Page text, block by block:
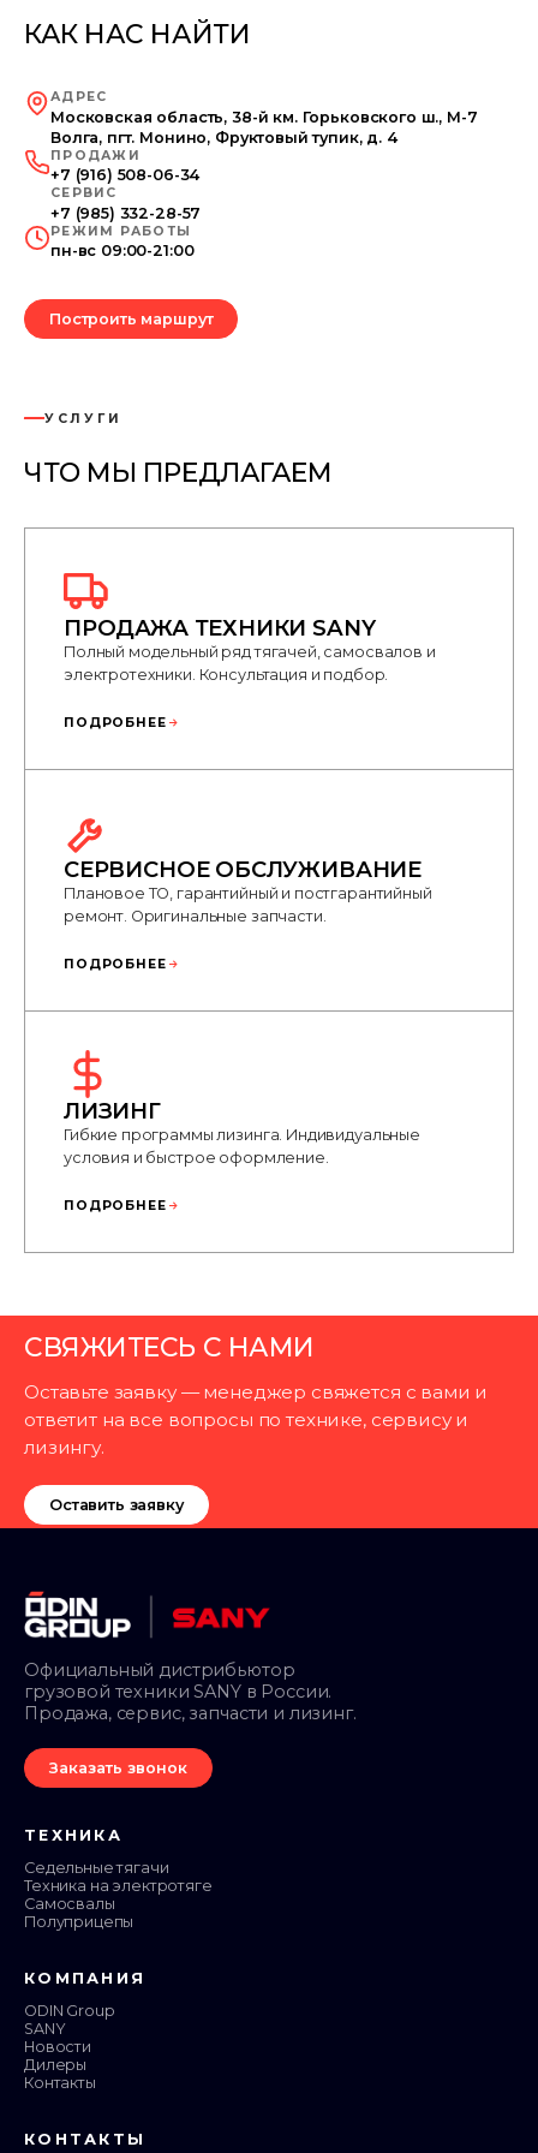
КАК НАС НАЙТИ
АДРЕС
Московская область, 38-й км. Горьковского ш., М-7
Волга, пгт. Монино, Фруктовый тупик, д. 4
ПРОДАЖИ
+7 (916) 508-06-34
СЕРВИС
+7 (985) 332-28-57
РЕЖИМ РАБОТЫ
пн-вс 09:00-21:00
Построить маршрут
УСЛУГИ
ЧТО МЫ ПРЕДЛАГАЕМ
ПРОДАЖА ТЕХНИКИ SANY
Полный модельный ряд тягачей, самосвалов и
электротехники. Консультация и подбор.
ПОДРОБНЕЕ
СЕРВИСНОЕ ОБСЛУЖИВАНИЕ
Плановое ТО, гарантийный и постгарантийный
ремонт. Оригинальные запчасти.
ПОДРОБНЕЕ
ЛИЗИНГ
Гибкие программы лизинга. Индивидуальные
условия и быстрое оформление.
ПОДРОБНЕЕ
СВЯЖИТЕСЬ С НАМИ
Оставьте заявку — менеджер свяжется с вами и
ответит на все вопросы по технике, сервису и
лизингу.
Оставить заявку
Официальный дистрибьютор
грузовой техники SANY в России.
Продажа, сервис, запчасти и лизинг.
Заказать звонок
ТЕХНИКА
Седельные тягачи
Техника на электротяге
Самосвалы
Полуприцепы
КОМПАНИЯ
ODIN Group
SANY
Новости
Дилеры
Контакты
КОНТАКТЫ